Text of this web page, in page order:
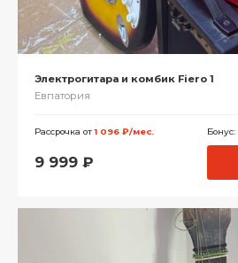
Электрогитара и комбик Fiero 1
Евпатория
Рассрочка от1 096 ₽/мес. Бонус:
9 999 ₽